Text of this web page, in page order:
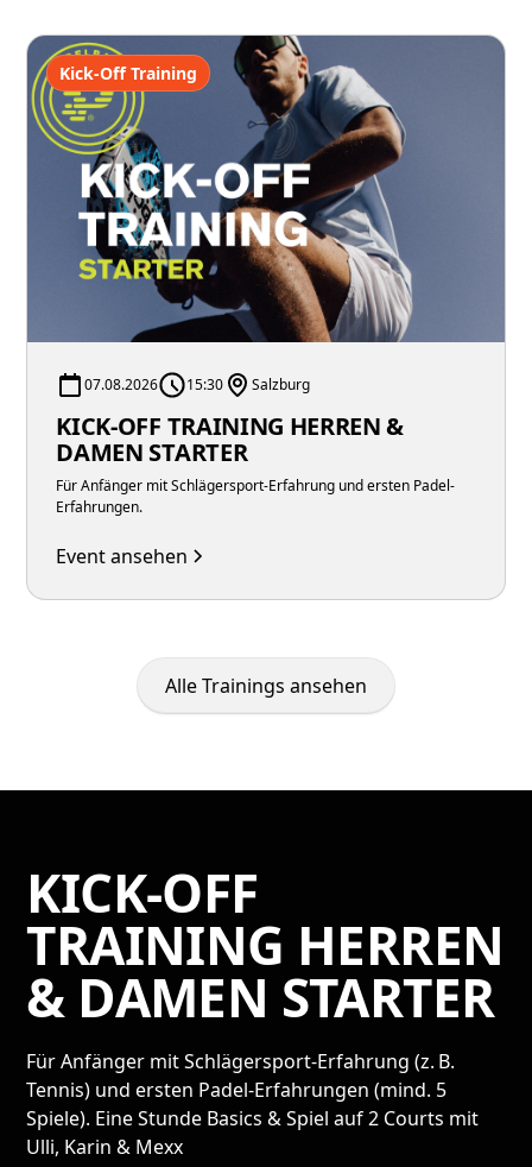
Kick-Off Training
07.08.2026 15:30 Salzburg
KICK-OFF TRAINING HERREN &
DAMEN STARTER
Für Anfänger mit Schlägersport-Erfahrung und ersten Padel-
Erfahrungen.
Event ansehen
Alle Trainings ansehen
KICK-OFF
TRAINING HERREN
& DAMEN STARTER
Für Anfänger mit Schlägersport-Erfahrung (z. B.
Tennis) und ersten Padel-Erfahrungen (mind. 5
Spiele). Eine Stunde Basics & Spiel auf 2 Courts mit
Ulli, Karin & Mexx